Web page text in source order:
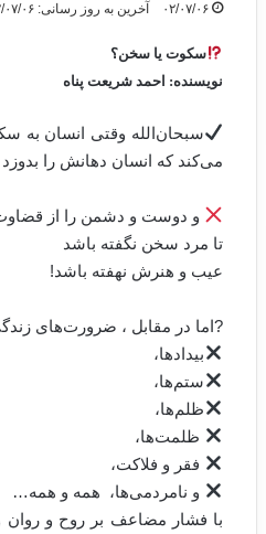
۰۲/۰۷/۰۶ آخرین به روز رسانی: ۰۲/۰۷/۰۶
سکوت یا سخن؟
نویسنده: احمد شریعت پناه
سبحان‌اللە وقتی انسان به
می‌کند کە انسان دهانش را بدوزد
و دوست و دشمن را از
تا مرد سخن نگفتە باشد
عیب و هنرش نهفتە باشد!
?اما در مقابل ، ضرورت‌های
بیدادها،
ستم‌ها،
ظلم‌ها،
ظلمت‌ها،
فقر و فلاکت،
و نامردمی‌ها، همە و همە…
با فشار مضاعف بر روح و روان